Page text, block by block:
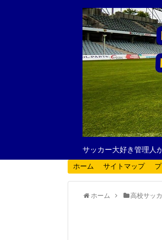
サッカー大好き管理人
ホーム サイトマップ
ホーム 高校サッ